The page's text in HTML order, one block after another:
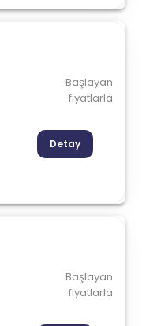
Başlayan
fiyatlarla
Detay
Başlayan
fiyatlarla